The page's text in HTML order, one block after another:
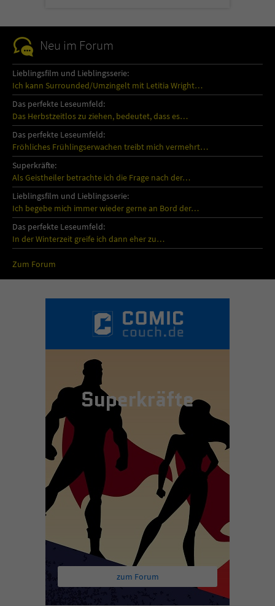
Neu im Forum
Lieblingsfilm und Lieblingsserie:
Ich kann Surrounded/Umzingelt mit Letitia Wright…
Das perfekte Leseumfeld:
Das Herbstzeitlos zu ziehen, bedeutet, dass es…
Das perfekte Leseumfeld:
Fröhliches Frühlingserwachen treibt mich vermehrt…
Superkräfte:
Als Geistheiler betrachte ich die Frage nach der…
Lieblingsfilm und Lieblingsserie:
Ich begebe mich immer wieder gerne an Bord der…
Das perfekte Leseumfeld:
In der Winterzeit greife ich dann eher zu…
Zum Forum
Superkräfte
zum Forum